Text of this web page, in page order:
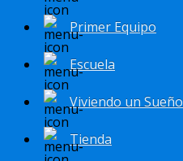
Primer Equipo
Escuela
Viviendo un Sueño
Tienda